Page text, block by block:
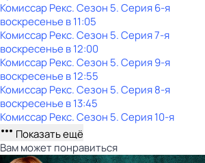
Комиссар Рекс. Сезон 5. Серия 6-я
воскресенье в11:05
Комиссар Рекс. Сезон 5. Серия 7-я
воскресенье в12:00
Комиссар Рекс. Сезон 5. Серия 9-я
воскресенье в12:55
Комиссар Рекс. Сезон 5. Серия 8-я
воскресенье в13:45
Комиссар Рекс. Сезон 5. Серия 10-я
Показать ещё
Вам может понравиться